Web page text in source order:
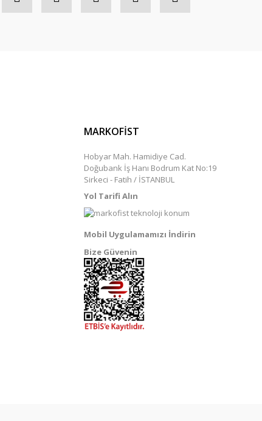
MARKOFİST
Hobyar Mah. Hamidiye Cad.
Doğubank İş Hanı Bodrum Kat No:19
Sirkeci - Fatih / İSTANBUL
Yol Tarifi Alın
Mobil Uygulamamızı İndirin
Bize Güvenin